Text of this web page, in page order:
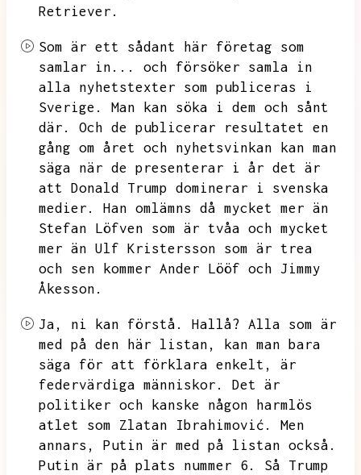
Retriever.
Som är ett sådant här företag som
samlar in...
och försöker samla in
alla nyhetstexter som publiceras i
Sverige.
Man kan söka i dem och sånt
där.
Och de publicerar resultatet en
gång om året och nyhetsvinkan kan man
säga när de presenterar i år det är
att Donald Trump dominerar i svenska
medier.
Han omlämns då mycket mer än
Stefan Löfven som är tvåa och mycket
mer än Ulf Kristersson som är trea
och sen kommer Ander Lööf och Jimmy
Åkesson.
Ja, ni kan förstå. Hallå? Alla som är
med på den här listan,
kan man bara
säga för att förklara enkelt,
är
federvärdiga människor.
Det är
politiker och kanske någon harmlös
atlet som Zlatan Ibrahimović.
Men
annars,
Putin är med på listan också.
Putin är på plats nummer 6.
Så Trump